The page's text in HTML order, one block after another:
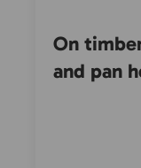
On
and pan